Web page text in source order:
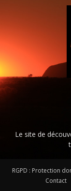
Le site de
RGPD : Protection
Contact